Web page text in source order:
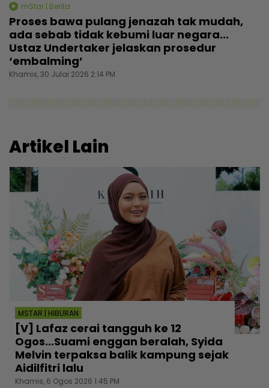
mStar | Berita
Proses bawa pulang jenazah tak mudah,
ada sebab tidak kebumi luar negara...
Ustaz Undertaker jelaskan prosedur
‘embalming’
Khamis, 30 Julai 2026 2:14 PM
Artikel Lain
MSTAR | HIBURAN
[V] Lafaz cerai tangguh ke 12
Ogos...Suami enggan beralah, Syida
Melvin terpaksa balik kampung sejak
Aidilfitri lalu
Khamis, 6 Ogos 2026 1:45 PM